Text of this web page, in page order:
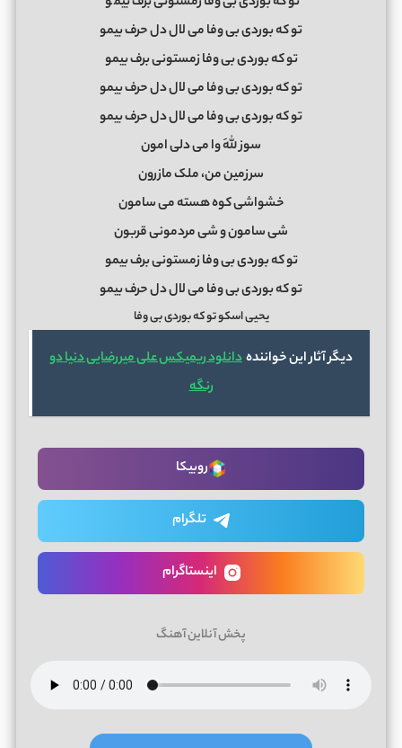
تو که بوردی بی وفا می لال دل حرف بیمو
تو که بوردی بی وفا زمستونی برف بیمو
تو که بوردی بی وفا می لال دل حرف بیمو
تو که بوردی بی وفا می لال دل حرف بیمو
سوز لَله وا می دلی امون
سرزمین من، ملک مازرون
خشواشی کوه هسته می سامون
شی سامون و شی مردمونی قربون
تو که بوردی بی وفا زمستونی برف بیمو
تو که بوردی بی وفا می لال دل حرف بیمو
یحیی اسکو تو که بوردی بی وفا
دیگر آثار این خوانندهدانلود ریمیکس علی میررضایی دنیا دو
رنگه
روبیکا
تلگرام
اینستاگرام
پخش آنلاین آهنگ